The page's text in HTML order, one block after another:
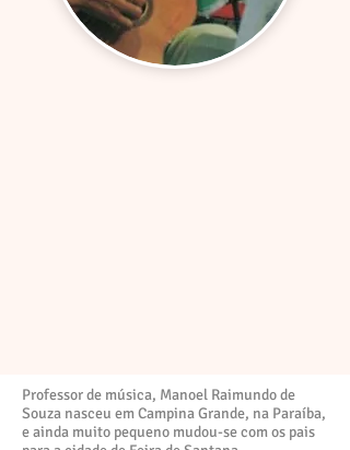
Professor de música, Manoel Raimundo de
Souza nasceu em Campina Grande, na Paraíba,
e ainda muito pequeno mudou-se com os pais